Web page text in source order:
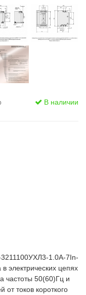
В наличии
1.0А-7In-
электрических цепях
частоты 50(60)Гц и
от токов короткого